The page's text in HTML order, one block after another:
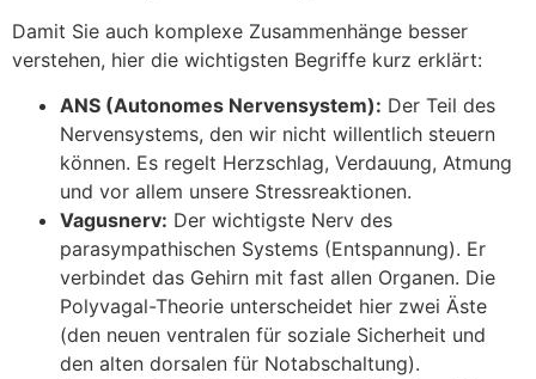
Damit Sie auch komplexe Zusammenhänge besser
verstehen, hier die wichtigsten Begriffe kurz erklärt:
ANS (Autonomes Nervensystem): Der Teil des
Nervensystems, den wir nicht willentlich steuern
können. Es regelt Herzschlag, Verdauung, Atmung
und vor allem unsere Stressreaktionen.
Vagusnerv: Der wichtigste Nerv des
parasympathischen Systems (Entspannung). Er
verbindet das Gehirn mit fast allen Organen. Die
Polyvagal-Theorie unterscheidet hier zwei Äste
(den neuen ventralen für soziale Sicherheit und
den alten dorsalen für Notabschaltung).